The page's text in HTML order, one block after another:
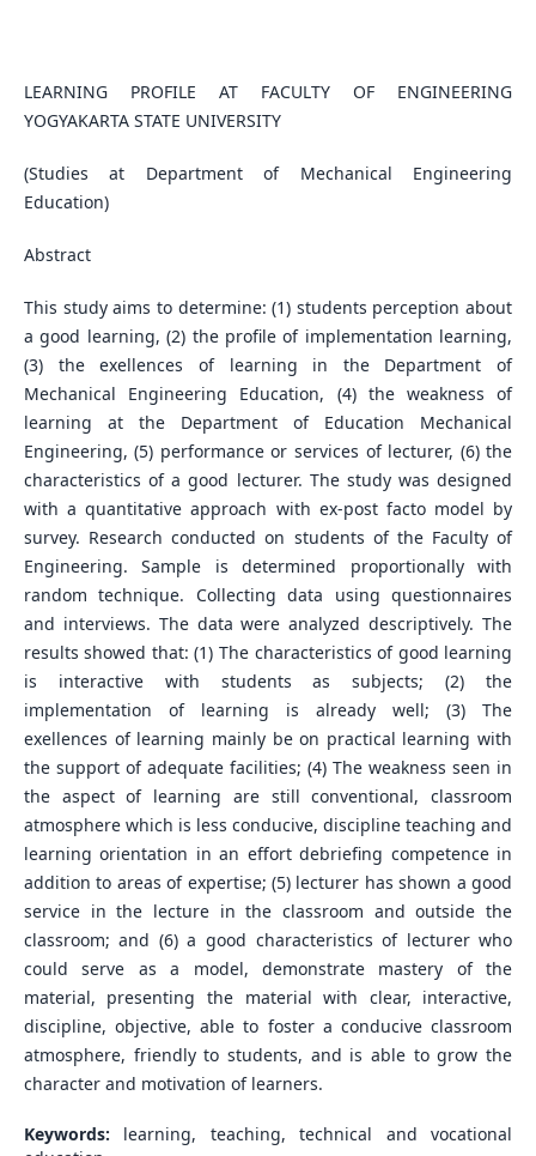
LEARNING PROFILE AT FACULTY OF ENGINEERING
YOGYAKARTA STATE UNIVERSITY
(Studies at Department of Mechanical Engineering
Education)
Abstract
This study aims to determine: (1) students perception about
a good learning, (2) the profile of implementation learning,
(3) the exellences of learning in the Department of
Mechanical Engineering Education, (4) the weakness of
learning at the Department of Education Mechanical
Engineering, (5) performance or services of lecturer, (6) the
characteristics of a good lecturer. The study was designed
with a quantitative approach with ex-post facto model by
survey. Research conducted on students of the Faculty of
Engineering. Sample is determined proportionally with
random technique. Collecting data using questionnaires
and interviews. The data were analyzed descriptively. The
results showed that: (1) The characteristics of good learning
is interactive with students as subjects; (2) the
implementation of learning is already well; (3) The
exellences of learning mainly be on practical learning with
the support of adequate facilities; (4) The weakness seen in
the aspect of learning are still conventional, classroom
atmosphere which is less conducive, discipline teaching and
learning orientation in an effort debriefing competence in
addition to areas of expertise; (5) lecturer has shown a good
service in the lecture in the classroom and outside the
classroom; and (6) a good characteristics of lecturer who
could serve as a model, demonstrate mastery of the
material, presenting the material with clear, interactive,
discipline, objective, able to foster a conducive classroom
atmosphere, friendly to students, and is able to grow the
character and motivation of learners.
Keywords: learning, teaching, technical and vocational